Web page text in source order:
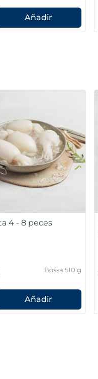
Añadir
4 - 8 peces
Bossa 510 g
Añadir